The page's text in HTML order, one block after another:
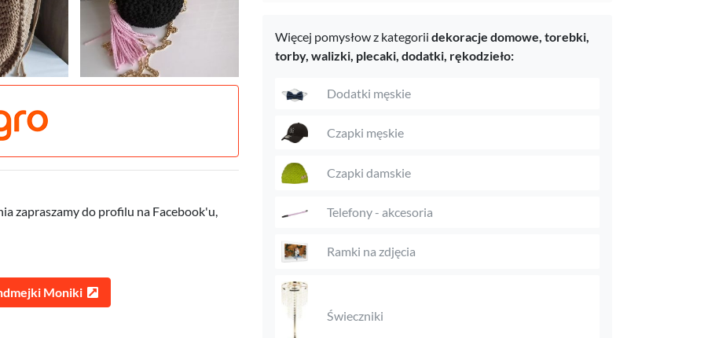
zapraszamy do profilu na Facebook'u,
Moniki
Więcej pomysłow z kategorii dekoracje domowe, torebki,
torby, walizki, plecaki, dodatki, rękodzieło:
Dodatki męskie
Czapki męskie
Czapki damskie
Telefony - akcesoria
Ramki na zdjęcia
Świeczniki